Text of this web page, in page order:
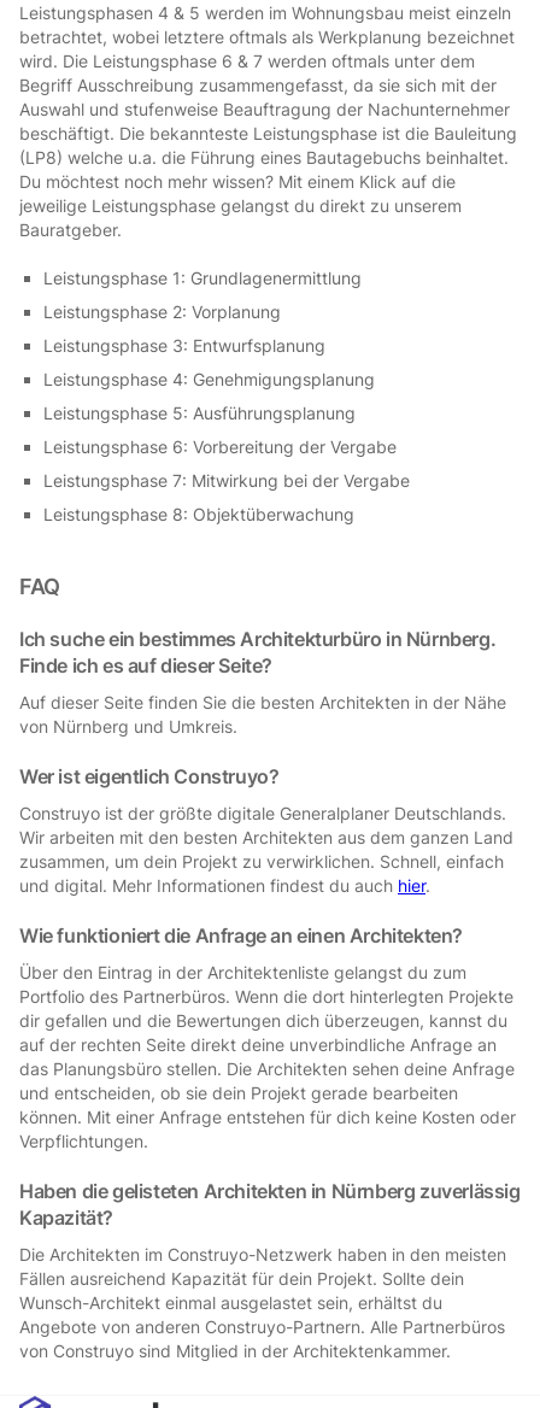
Leistungsphasen 4 & 5 werden im Wohnungsbau meist einzeln
betrachtet, wobei letztere oftmals als Werkplanung bezeichnet
wird. Die Leistungsphase 6 & 7 werden oftmals unter dem
Begriff Ausschreibung zusammengefasst, da sie sich mit der
Auswahl und stufenweise Beauftragung der Nachunternehmer
beschäftigt. Die bekannteste Leistungsphase ist die Bauleitung
(LP8) welche u.a. die Führung eines Bautagebuchs beinhaltet.
Du möchtest noch mehr wissen? Mit einem Klick auf die
jeweilige Leistungsphase gelangst du direkt zu unserem
Bauratgeber.
Leistungsphase 1: Grundlagenermittlung
Leistungsphase 2: Vorplanung
Leistungsphase 3: Entwurfsplanung
Leistungsphase 4: Genehmigungsplanung
Leistungsphase 5: Ausführungsplanung
Leistungsphase 6: Vorbereitung der Vergabe
Leistungsphase 7: Mitwirkung bei der Vergabe
Leistungsphase 8: Objektüberwachung
FAQ
Ich suche ein bestimmes Architekturbüro in Nürnberg.
Finde ich es auf dieser Seite?
Auf dieser Seite finden Sie die besten Architekten in der Nähe
von Nürnberg und Umkreis.
Wer ist eigentlich Construyo?
Construyo ist der größte digitale Generalplaner Deutschlands.
Wir arbeiten mit den besten Architekten aus dem ganzen Land
zusammen, um dein Projekt zu verwirklichen. Schnell, einfach
und digital. Mehr Informationen findest du auch hier.
Wie funktioniert die Anfrage an einen Architekten?
Über den Eintrag in der Architektenliste gelangst du zum
Portfolio des Partnerbüros. Wenn die dort hinterlegten Projekte
dir gefallen und die Bewertungen dich überzeugen, kannst du
auf der rechten Seite direkt deine unverbindliche Anfrage an
das Planungsbüro stellen. Die Architekten sehen deine Anfrage
und entscheiden, ob sie dein Projekt gerade bearbeiten
können. Mit einer Anfrage entstehen für dich keine Kosten oder
Verpflichtungen.
Haben die gelisteten Architekten in Nürnberg zuverlässig
Kapazität?
Die Architekten im Construyo-Netzwerk haben in den meisten
Fällen ausreichend Kapazität für dein Projekt. Sollte dein
Wunsch-Architekt einmal ausgelastet sein, erhältst du
Angebote von anderen Construyo-Partnern. Alle Partnerbüros
von Construyo sind Mitglied in der Architektenkammer.